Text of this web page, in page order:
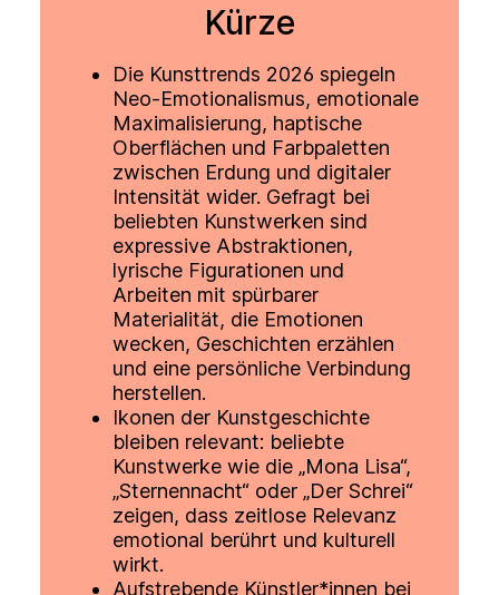
Kürze
Die Kunsttrends 2026 spiegeln
Neo-Emotionalismus, emotionale
Maximalisierung, haptische
Oberflächen und Farbpaletten
zwischen Erdung und digitaler
Intensität wider. Gefragt bei
beliebten Kunstwerken sind
expressive Abstraktionen,
lyrische Figurationen und
Arbeiten mit spürbarer
Materialität, die Emotionen
wecken, Geschichten erzählen
und eine persönliche Verbindung
herstellen.
Ikonen der Kunstgeschichte
bleiben relevant: beliebte
Kunstwerke wie die „Mona Lisa“,
„Sternennacht“ oder „Der Schrei“
zeigen, dass zeitlose Relevanz
emotional berührt und kulturell
wirkt.
Aufstrebende Künstler*innen bei